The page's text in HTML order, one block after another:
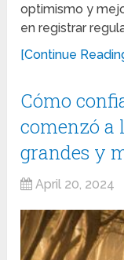
optimismo y
en registrar
[Continue
Cómo
comenzó a
grandes y
April 20, 2024